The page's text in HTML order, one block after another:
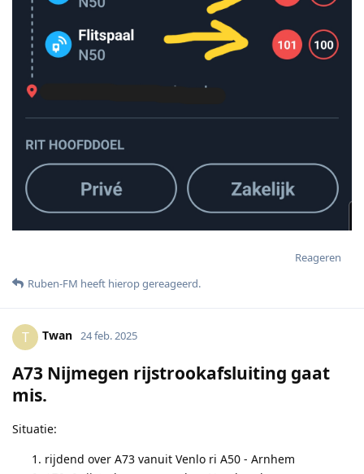
Reageren
Ruben-FM heeft hierop gereageerd.
T Twan 24 feb. 2025
A73 Nijmegen rijstrookafsluiting gaat
mis.
Situatie:
rijdend over A73 vanuit Venlo ri A50 - Arnhem